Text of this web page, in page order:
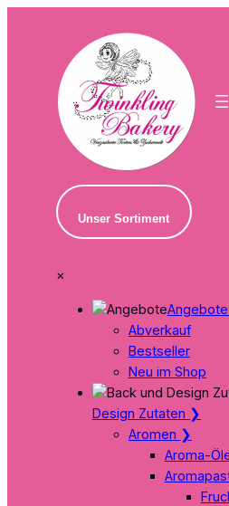
Unser Sortiment
×
Angebote
Abverkauf
Bestseller
Neu im Shop
Design Zutaten ❯
Aromen ❯
Aroma-